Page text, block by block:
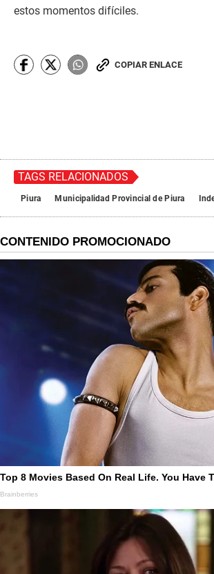
estos momentos difíciles.
COPIAR ENLACE
TAGS RELACIONADOS
Piura Municipalidad Provincial de Piura